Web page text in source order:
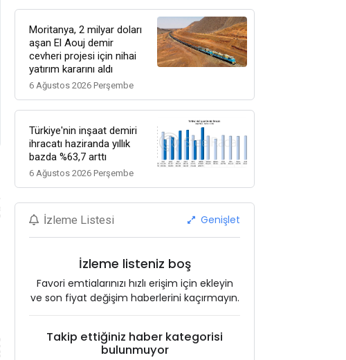
Moritanya, 2 milyar doları
aşan El Aouj demir
cevheri projesi için nihai
yatırım kararını aldı
6 Ağustos 2026 Perşembe
Türkiye'nin inşaat demiri
ihracatı haziranda yıllık
bazda %63,7 arttı
6 Ağustos 2026 Perşembe
İzleme Listesi Genişlet
İzleme listeniz boş
Favori emtialarınızı hızlı erişim için ekleyin
ve son fiyat değişim haberlerini kaçırmayın.
Takip ettiğiniz haber kategorisi
bulunmuyor